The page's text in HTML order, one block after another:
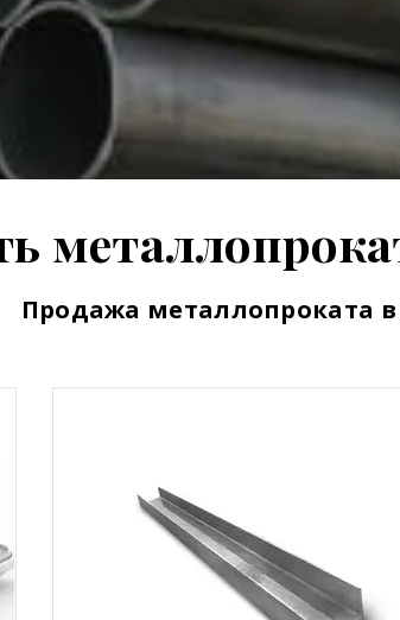
Продажа металлопроката в